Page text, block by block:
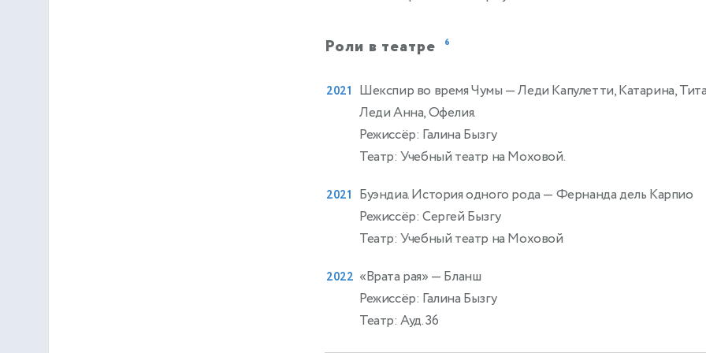
Роли в театре 6
2021 Шекспир во время Чумы — Леди Капулетти, Катарина,
Леди Анна, Офелия.
Режиссёр: Галина Бызгу
Театр: Учебный театр на Моховой.
2021 Буэндиа. История одного рода — Фернанда дель Карпио
Режиссёр: Сергей Бызгу
Театр: Учебный театр на Моховой
2022 «Врата рая» — Бланш
Режиссёр: Галина Бызгу
Театр: Ауд. 36